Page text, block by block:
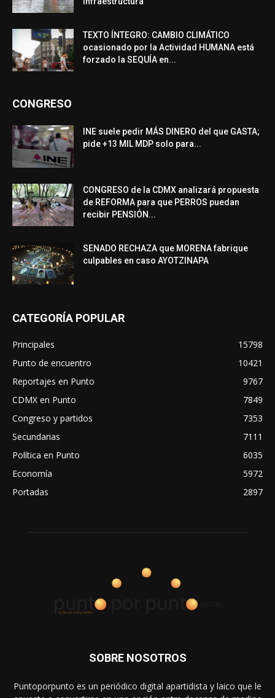
TEXTO ÍNTEGRO: CAMBIO CLIMÁTICO
ocasionado por la Actividad HUMANA está
forzado la SEQUÍA en...
CONGRESO
INE suele pedir MÁS DINERO del que GASTA;
pide +13 MIL MDP solo para...
CONGRESO de la CDMX analizará propuesta
de REFORMA para que PERROS puedan
recibir PENSIÓN...
SENADO RECHAZA que MORENA fabrique
culpables en caso AYOTZINAPA
CATEGORÍA POPULAR
Principales
15798
Punto de encuentro
10421
Reportajes en Punto
9767
CDMX en Punto
7849
Congreso y partidos
7353
Secundarias
7111
Política en Punto
6035
Economía
5972
Portadas
2897
SOBRE NOSOTROS
Puntoporpunto es un periódico digital apartidista y laico que le